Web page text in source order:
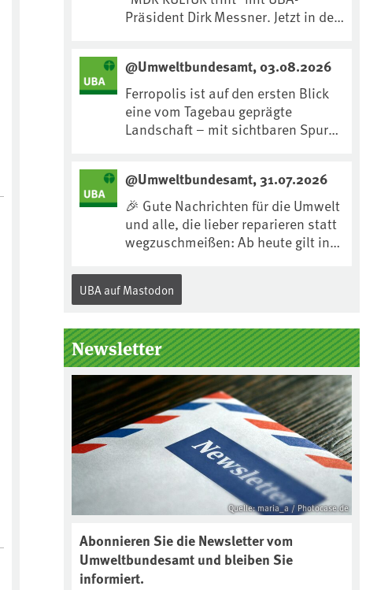
Präsident Dirk Messner. Jetzt in der
t/trifft/dirk-messner-audio-
100.html
@Umweltbundesamt, 03.08.2026
Ferropolis ist auf den ersten Blick
eine vom Tagebau geprägte
Landschaft – mit sichtbaren Spuren
Boden. Doch diese Landschaft
erzählt mehr als nur ihre
bergbauliche Vergangenheit. Hier
lässt sich beobachten, wie sich aus
Kippenflächen lebendige Böden
entwickeln, Pflanzen Fuß fassen &
neue Lebensräume entstehen....
@Umweltbundesamt, 31.07.2026
🎉 Gute Nachrichten für die Umwelt
und alle, die lieber reparieren statt
wegzuschmeißen: Ab heute gilt in
das „Recht auf
Reparatur“.Demnach müssen
für die folgenden Produkte – soweit
technisch möglich – nach Ablauf
der Gewährleistungsfrist
Reparaturen zu einem
angemessenen Preis anbieten:
UBA auf Mastodon
Newsletter
Quelle: maria_a / Photocase.de
Abonnieren Sie die Newsletter vom
Umweltbundesamt und bleiben Sie
informiert.